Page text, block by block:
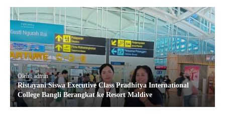
Oleh : admin
Ristayani Siswa Executive Class Pradhitya International
College Bangli Berangkat ke Resort Maldive